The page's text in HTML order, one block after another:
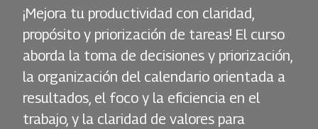
¡Mejora tu productividad con claridad,
propósito y priorización de tareas! El curso
aborda la toma de decisiones y priorización,
la organización del calendario orientada a
resultados, el foco y la eficiencia en el
trabajo, y la claridad de valores para